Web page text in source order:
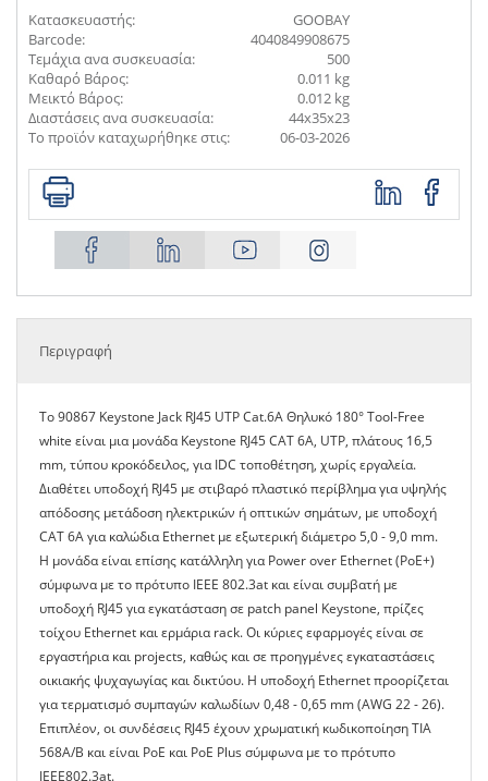
Κατασκευαστής:
GOOBAY
Barcode:
4040849908675
Τεμάχια ανα συσκευασία:
500
Καθαρό Βάρος:
0.011 kg
Μεικτό Βάρος:
0.012 kg
Διαστάσεις ανα συσκευασία:
44x35x23
Το προϊόν καταχωρήθηκε στις:
06-03-2026
Περιγραφή
To 90867 Keystone Jack RJ45 UTP Cat.6A Θηλυκό 180° Tool-Free
white είναι μια μονάδα Keystone RJ45 CAT 6A, UTP, πλάτους 16,5
mm, τύπου κροκόδειλος, για IDC τοποθέτηση, χωρίς εργαλεία.
Διαθέτει υποδοχή RJ45 με στιβαρό πλαστικό περίβλημα για υψηλής
απόδοσης μετάδοση ηλεκτρικών ή οπτικών σημάτων, με υποδοχή
CAT 6A για καλώδια Ethernet με εξωτερική διάμετρο 5,0 - 9,0 mm.
Η μονάδα είναι επίσης κατάλληλη για Power over Ethernet (PoE+)
σύμφωνα με το πρότυπο IEEE 802.3at και είναι συμβατή με
υποδοχή RJ45 για εγκατάσταση σε patch panel Keystone, πρίζες
τοίχου Ethernet και ερμάρια rack. Οι κύριες εφαρμογές είναι σε
εργαστήρια και projects, καθώς και σε προηγμένες εγκαταστάσεις
οικιακής ψυχαγωγίας και δικτύου. Η υποδοχή Ethernet προορίζεται
για τερματισμό συμπαγών καλωδίων 0,48 - 0,65 mm (AWG 22 - 26).
Επιπλέον, οι συνδέσεις RJ45 έχουν χρωματική κωδικοποίηση TIA
568A/B και είναι PoE και PoE Plus σύμφωνα με το πρότυπο
IEEE802.3at.